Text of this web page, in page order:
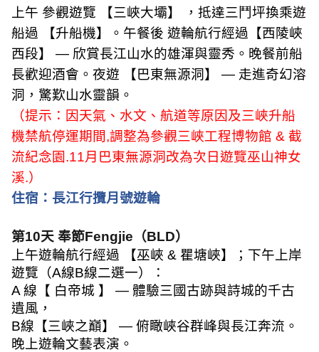
上午 參觀遊覽 【三峽大壩】 ，抵達三鬥坪換乘遊
船過 【升船機】。午餐後 遊輪航行經過【西陵峽
西段】
— 欣賞長江山水的雄渾與靈秀。晚餐前船
長歡迎酒會。夜遊 【巴東無源洞】
— 走進奇幻溶
洞，驚歎山水靈韻。
（提示：因天氣、水文、航道等原因及三峽升船
機禁航停運期間,調整為參觀三峽工程博物館 & 截
流紀念園.11月巴東無源洞改為次日遊覽巫山神女
溪.）
住宿： 長江行攬月號遊輪
第10天 奉節Fengjie （BLD）
上午遊輪航行經過 【巫峽 & 瞿塘峽】；下午上岸
遊覽（A線B線二選一）：
A 線【 白帝城 】 — 體驗三國古跡與詩城的千古
遺風，
B線【三峽之巔】 — 俯瞰峽谷群峰與長江奔流。
晚上遊輪文藝表演。